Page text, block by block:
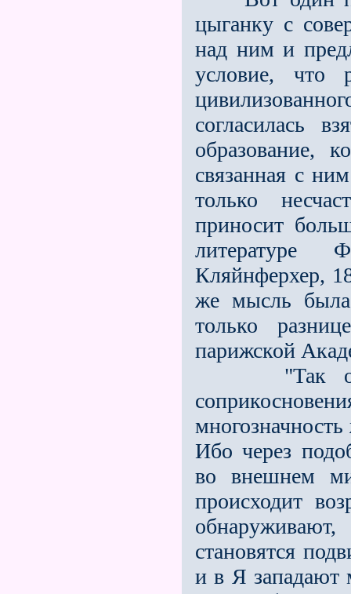
цыганку с
над ним и
условие, что
согласилась
образование,
связанная с
только
приносит
литературе
Кляйнферхер,
же мысль
только
парижской
"Так
Ибо через
во внешнем
происходит
становятся
и в Я западают